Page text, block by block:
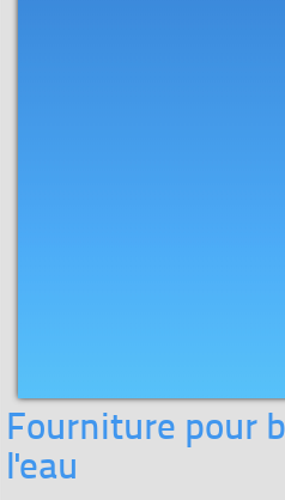
Fourniture pour
l'eau